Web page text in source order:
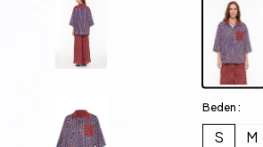
Beden :
S M